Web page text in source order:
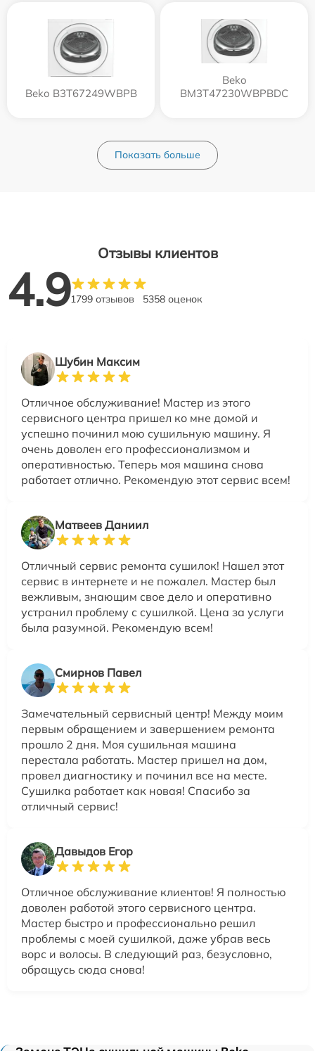
Beko B3T67249WBPB
Beko
BM3T47230WBPBDC
Показать больше
Отзывы клиентов
4.91799 отзывов 5358 оценок
Шубин Максим
Отличное обслуживание! Мастер из этого
сервисного центра пришел ко мне домой и
успешно починил мою сушильную машину. Я
очень доволен его профессионализмом и
оперативностью. Теперь моя машина снова
работает отлично. Рекомендую этот сервис всем!
Матвеев Даниил
Отличный сервис ремонта сушилок! Нашел этот
сервис в интернете и не пожалел. Мастер был
вежливым, знающим свое дело и оперативно
устранил проблему с сушилкой. Цена за услуги
была разумной. Рекомендую всем!
Смирнов Павел
Замечательный сервисный центр! Между моим
первым обращением и завершением ремонта
прошло 2 дня. Моя сушильная машина
перестала работать. Мастер пришел на дом,
провел диагностику и починил все на месте.
Сушилка работает как новая! Спасибо за
отличный сервис!
Давыдов Егор
Отличное обслуживание клиентов! Я полностью
доволен работой этого сервисного центра.
Мастер быстро и профессионально решил
проблемы с моей сушилкой, даже убрав весь
ворс и волосы. В следующий раз, безусловно,
обращусь сюда снова!